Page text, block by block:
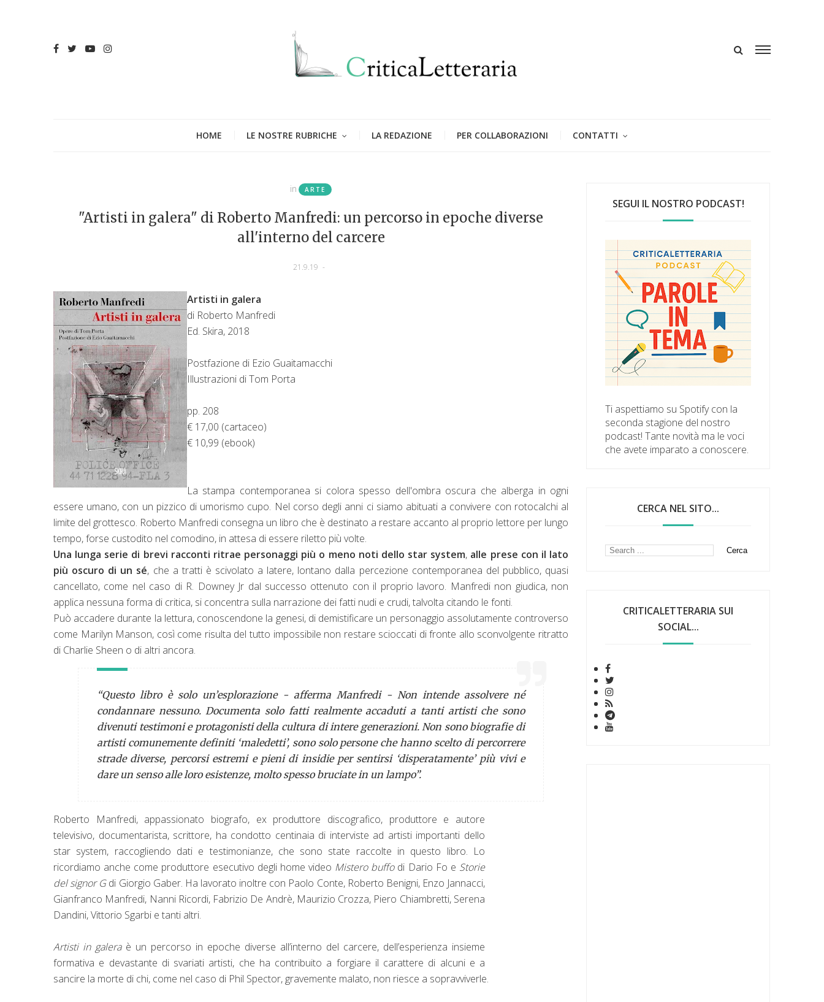
HOME LE NOSTRE RUBRICHE LA REDAZIONE PER COLLABORAZIONI CONTATTI
in ARTE
"Artisti in galera" di Roberto Manfredi: un percorso in epoche diverse
all'interno del carcere
21.9.19 -
Artisti in galera
di Roberto Manfredi
Ed. Skira, 2018
Postfazione di Ezio Guaitamacchi
Illustrazioni di Tom Porta
pp. 208
€ 17,00 (cartaceo)
€ 10,99 (ebook)
La stampa contemporanea si colora spesso dell'ombra oscura che alberga in ogni
essere umano, con un pizzico di umorismo cupo. Nel corso degli anni ci siamo abituati a convivere con rotocalchi al
limite del grottesco. Roberto Manfredi consegna un libro che è destinato a restare accanto al proprio lettore per lungo
tempo, forse custodito nel comodino, in attesa di essere riletto più volte.
Una lunga serie di brevi racconti ritrae personaggi più o meno noti dello star system, alle prese con il lato
più oscuro di un sé, che a tratti è scivolato a latere, lontano dalla percezione contemporanea del pubblico, quasi
cancellato, come nel caso di R. Downey Jr dal successo ottenuto con il proprio lavoro. Manfredi non giudica, non
applica nessuna forma di critica, si concentra sulla narrazione dei fatti nudi e crudi, talvolta citando le fonti.
Può accadere durante la lettura, conoscendone la genesi, di demistificare un personaggio assolutamente controverso
come Marilyn Manson, così come risulta del tutto impossibile non restare scioccati di fronte allo sconvolgente ritratto
di Charlie Sheen o di altri ancora.
“Questo libro è solo un’esplorazione - afferma Manfredi - Non intende assolvere né
condannare nessuno. Documenta solo fatti realmente accaduti a tanti artisti che sono
divenuti testimoni e protagonisti della cultura di intere generazioni. Non sono biografie di
artisti comunemente definiti ‘maledetti’, sono solo persone che hanno scelto di percorrere
strade diverse, percorsi estremi e pieni di insidie per sentirsi ‘disperatamente’ più vivi e
dare un senso alle loro esistenze, molto spesso bruciate in un lampo”.
Roberto Manfredi, appassionato biografo, ex produttore discografico, produttore e autore
televisivo, documentarista, scrittore, ha condotto centinaia di interviste ad artisti importanti dello
star system, raccogliendo dati e testimonianze, che sono state raccolte in questo libro. Lo
ricordiamo anche come produttore esecutivo degli home video Mistero buffodi Dario Fo e Storie
del signor Gdi Giorgio Gaber. Ha lavorato inoltre con Paolo Conte, Roberto Benigni, Enzo Jannacci,
Gianfranco Manfredi, Nanni Ricordi, Fabrizio De Andrè, Maurizio Crozza, Piero Chiambretti, Serena
Dandini, Vittorio Sgarbi e tanti altri.
Artisti in galeraè un percorso in epoche diverse all’interno del carcere, dell’esperienza insieme
formativa e devastante di svariati artisti, che ha contribuito a forgiare il carattere di alcuni e a
sancire la morte di chi, come nel caso di Phil Spector, gravemente malato, non riesce a sopravviverle.
SEGUI IL NOSTRO PODCAST!
Ti aspettiamo su Spotify con la
seconda stagione del nostro
podcast! Tante novità ma le voci
che avete imparato a conoscere.
CERCA NEL SITO...
CRITICALETTERARIA SUI
SOCIAL...